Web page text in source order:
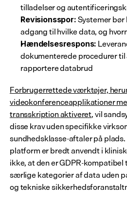
tilladelser og
Revisionsspor: Systemer
adgang til hvilke data, og
Hændelsesrespons:
dokumenterede procedurer
rapportere databrud
Forbrugerrettede værktøjer,
videokonferenceapplikationer
transskription aktiveret, vil
disse krav uden specifikke
sundhedsklasse-aftaler på
platform er bredt anvendt i
ikke, at den er GDPR-
særlige kategorier af data uden
og tekniske